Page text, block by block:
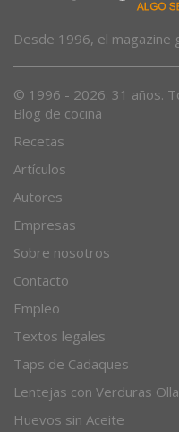
Desde 1996, el
© 1996 - 2026. 31 años.
Blog de cocina
Recetas
Artículos
Autores
Empresas
Sobre nosotros
Contacto
Empleo
Textos legales
Taps de Cadaques
Lentejas con Verduras
Huevos sin Aceite